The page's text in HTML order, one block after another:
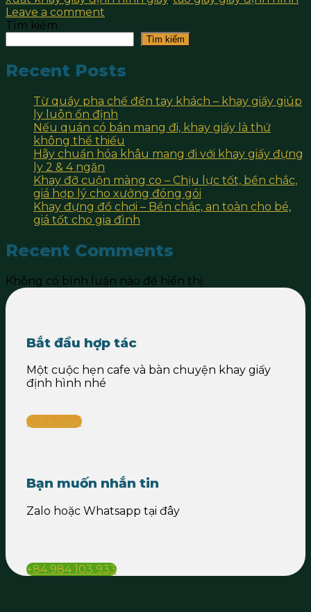
Leave a comment
Tìm kiếm
Tìm kiếm
Recent Posts
Từ quầy pha chế đến tay khách – khay giấy giúp
ly luôn ổn định
Nếu quán có bán mang đi, khay giấy là thứ
không thể thiếu
Hãy chuẩn hóa khâu mang đi với khay giấy đựng
ly 2 & 4 ngăn
Khay đỡ cuộn màng co – Chịu lực tốt, bền chắc,
giá hợp lý cho xưởng đóng gói
Khay đựng đồ chơi – Bền chắc, an toàn cho bé,
giá tốt cho gia đình
Recent Comments
Không có bình luận nào để hiển thị.
Bắt đầu hợp tác
Một cuộc hẹn cafe và bàn chuyện khay giấy
định hình nhé
Gửi e-mail
Bạn muốn nhắn tin
Zalo hoặc Whatsapp tại đây
+84 984 103 933